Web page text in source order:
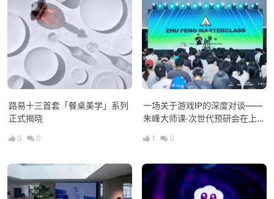
路易十三首套「餐桌美学」系列
正式揭晓
0 0
一场关于游戏IP的深度对谈——
朱峰大师课·次世代预研会在上海
1 0